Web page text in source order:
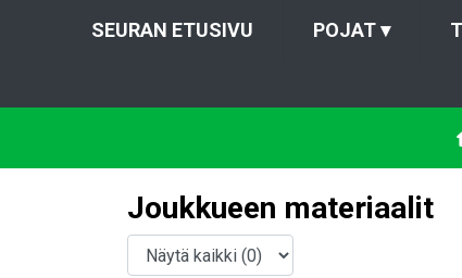
SEURAN ETUSIVU POJAT▾
Joukkueen materiaalit